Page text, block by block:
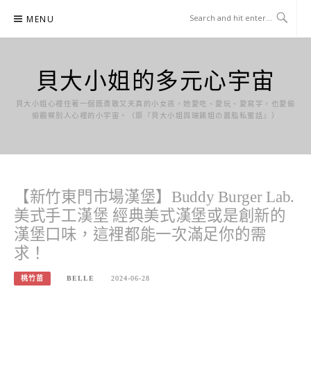
content
MENU
貝大小姐的多元心宇宙
貝大小姐心裡住著一個既勇敢又天真的小女孩，她愛吃、愛玩、愛寫字，也愛偷
偷觀察別人心裡的小宇宙。（原『貝大小姐與瑞餚姐の囂脂私蜜話』）
【新竹東門市場漢堡】Buddy Burger Lab.
美式手工漢堡 經典美式漢堡或是創新的
漢堡口味，這裡都能一次滿足你的需
求！
桃竹苗 BELLE 2024-06-28